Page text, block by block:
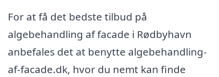
For at få det bedste tilbud på
algebehandling af facade i Rødbyhavn
anbefales det at benytte algebehandling-
af-facade.dk, hvor du nemt kan finde